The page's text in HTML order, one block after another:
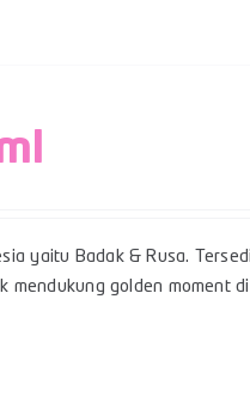
yaitu Badak & Rusa.
golden moment di